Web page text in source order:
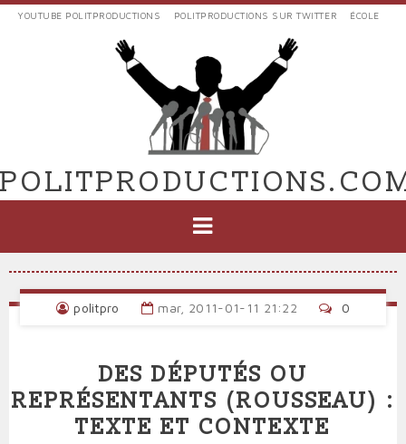
Aller
EXTERNES
POLIT'PRODUCTIONS
YOUTUBE POLITPRODUCTIONS POLITPRODUCTIONS SUR TWITTER ÉCOLE
PRINCIPALE
politpro mar, 2011-01-11 21:22 0
DES DÉPUTÉS OU
REPRÉSENTANTS (ROUSSEAU) :
TEXTE ET CONTEXTE